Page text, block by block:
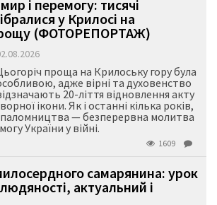
і перемогу: тисячі
у Крилосі на
(ФОТОРЕПОРТАЖ)
проща на Крилоську гору була
адже вірні та духовенство
20-ліття відновлення акту
ікони. Як і останні кілька років,
— безперервна молитва
України у війні.
1609
самарянина: урок
актуальний і